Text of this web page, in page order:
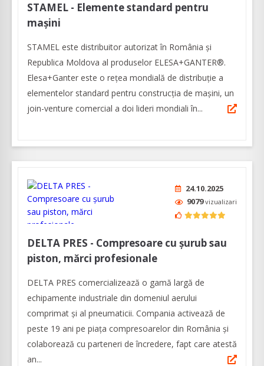
STAMEL - Elemente standard pentru
mașini
STAMEL este distribuitor autorizat în România și
Republica Moldova al produselor ELESA+GANTER®.
Elesa+Ganter este o rețea mondială de distribuție a
elementelor standard pentru construcția de mașini, un
join-venture comercial a doi lideri mondiali în...
24.10.2025
9079vizualizari
DELTA PRES - Compresoare cu șurub sau
piston, mărci profesionale
DELTA PRES comercializează o gamă largă de
echipamente industriale din domeniul aerului
comprimat și al pneumaticii. Compania activează de
peste 19 ani pe piața compresoarelor din România și
colaborează cu parteneri de încredere, fapt care atestă
an...